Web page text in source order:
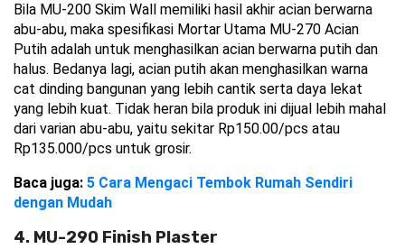
Bila MU-200 Skim Wall memiliki hasil akhir acian berwarna
abu-abu, maka spesifikasi Mortar Utama MU-270 Acian
Putih adalah untuk menghasilkan acian berwarna putih dan
halus. Bedanya lagi, acian putih akan menghasilkan warna
cat dinding bangunan yang lebih cantik serta daya lekat
yang lebih kuat. Tidak heran bila produk ini dijual lebih mahal
dari varian abu-abu, yaitu sekitar Rp150.00/pcs atau
Rp135.000/pcs untuk grosir.
Baca juga: 5 Cara Mengaci Tembok Rumah Sendiri
dengan Mudah
4. MU-290 Finish Plaster